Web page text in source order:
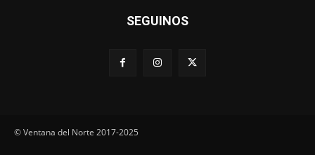
SEGUINOS
© Ventana del Norte 2017-2025